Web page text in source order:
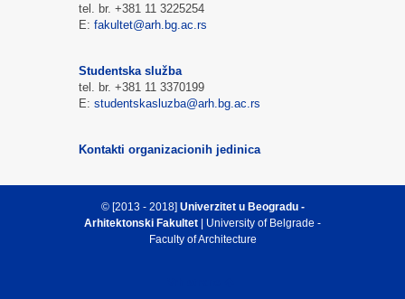
tel. br. +381 11 3225254
E: fakultet@arh.bg.ac.rs
Studentska služba
tel. br. +381 11 3370199
E: studentskasluzba@arh.bg.ac.rs
Kontakti organizacionih jedinica
© [2013 - 2018] Univerzitet u Beogradu -
Arhitektonski Fakultet | University of Belgrade -
Faculty of Architecture